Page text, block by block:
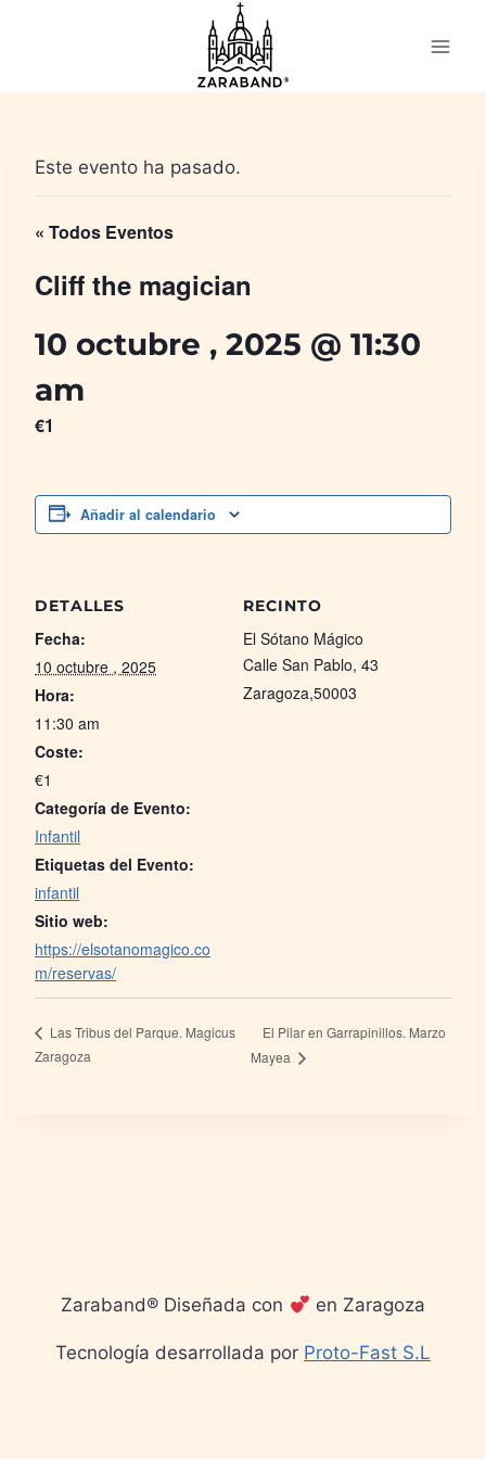
Este evento ha pasado.
« Todos Eventos
Cliff the magician
10 octubre , 2025 @ 11:30
am
€1
Añadir al calendario
DETALLES
Fecha:
10 octubre , 2025
Hora:
11:30 am
Coste:
€1
Categoría de Evento:
Infantil
Etiquetas del Evento:
infantil
Sitio web:
https://elsotanomagico.co
m/reservas/
RECINTO
El Sótano Mágico
Calle San Pablo, 43
Zaragoza,50003
Las Tribus del Parque. Magicus
Zaragoza
El Pilar en Garrapinillos. Marzo
Mayea
Zaraband® Diseñada con en Zaragoza
Tecnología desarrollada por Proto-Fast S.L